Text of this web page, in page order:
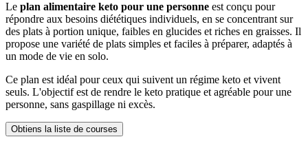
Le plan alimentaire keto pour une personne est conçu pour
répondre aux besoins diététiques individuels, en se concentrant sur
des plats à portion unique, faibles en glucides et riches en graisses. Il
propose une variété de plats simples et faciles à préparer, adaptés à
un mode de vie en solo.
Ce plan est idéal pour ceux qui suivent un régime keto et vivent
seuls. L'objectif est de rendre le keto pratique et agréable pour une
personne, sans gaspillage ni excès.
Obtiens la liste de courses